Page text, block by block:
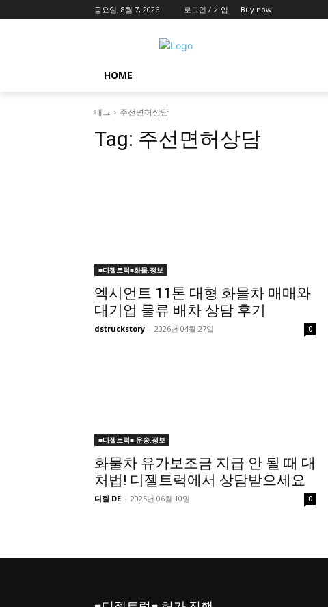
금요일, 8월 7, 2026 로그인 / 가입 Buy now!
HOME
태그 주선면허상담
Tag: 주선면허상담
■디젤트럭■화물.정보
엑시언트 11톤 대형 화물차 매매와
대기업 물류 배차 상담 후기
dstruckstory - 2026년 04월 27일 0
■디젤트럭■ 운송.정보
화물차 유가보조금 지급 안 될 때 대
처법! 디젤트럭에서 상담받으세요
디젤 DE - 2025년 06월 10일 0